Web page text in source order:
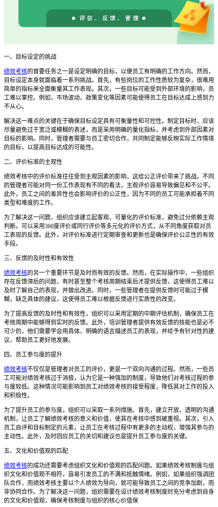
一、目标设定的挑战
绩效考核的首要任务之一是设定明确的目标，以便员工有明确的工作方向。然而，
目标设定本身就面临着一系列挑战。首先，有些岗位的工作性质较为复杂，很难用
简单的指标来全面衡量其工作表现。其次，一些目标可能受到外部环境的影响，员
工难以掌控。例如，市场波动、政策变化等因素可能使得员工在目标达成上感到力
不从心。
解决这一难点的关键在于确保目标设定具有可衡量性和可控性。制定目标时，应该
尽量避免过于宽泛或模糊的表述，而是采用明确的量化指标，并考虑到外部因素对
目标的影响。同时，管理者需要与员工密切合作，共同制定能够反映实际工作情境
的目标，以提高目标达成的可能性。
二、评价标准的主观性
绩效考核中的评价标准往往受到主观因素的影响，这给公正评价带来了挑战。不同
的管理者可能对同一份工作表现有不同的看法，主观评价容易导致偏见和不公平。
此外，员工之间的差异性也会影响评价的公正性，因为不同的员工可能承担着不同
类型和难度的工作。
为了解决这一问题，组织应该建立起客观、可量化的评价标准，避免过分依赖主观
判断。可以采用360度评价或同行评价等多元化的评价方式，从不同角度获取对员
工表现的反馈。此外，对评价标准进行定期审查和更新也是确保评价公正性的有效
手段。
三、反馈的及时性和有效性
绩效考核的另一个重要环节是及时而有效的反馈。然而，在实际操作中，一些组织
存在反馈滞后的问题，有时甚至整个考核周期结束后才提供反馈，这使得员工难以
及时了解自己的表现，并做出改进。同时，一些管理者在提供反馈时可能过于模
糊，缺乏具体的建议，这使得员工难以根据反馈进行实质性的改变。
为了提高反馈的及时性和有效性，组织可以采用定期的中期评估机制，确保员工在
考核周期中能够得到实时的反馈。此外，培训管理者提供有效反馈的技能也是必不
可少的，他们需要学会用具体、明确的语言描述员工的表现，并给予有针对性的建
议，帮助员工更好地发展。
四、员工参与度的提升
绩效考核不仅仅是管理者对员工的评价，更是一个双向沟通的过程。然而，一些员
工可能对绩效考核过于消极，认为它是一种强加的制度，导致他们对考核过程的参
与度较低。这种情况可能影响到员工对绩效考核的接受程度，降低其对工作的投入
和积极性。
为了提升员工的参与度，组织可以采取一系列措施。首先，建立开放、透明的沟通
机制，让员工了解绩效考核的意义和价值，使其在考核中感到被重视。其次，引入
员工自评和目标制定的元素，让员工在考核过程中有更多的主动权，增强其参与的
主动性。此外，及时回应员工的关切和建议也是提升员工参与度的关键。
五、文化和价值观的匹配
绩效考核的成功还需要考虑组织文化和价值观的匹配问题。如果绩效考核制度与组
织文化和价值观不相符，容易引发员工的不满和抵触情绪。例如，如果组织强调团
队合作，而绩效考核主要以个人绩效为导向，就可能导致员工之间的竞争加剧，而
非协同合作。为了解决这一问题，组织需要在设计绩效考核制度时充分考虑到自身
的文化和价值观，确保考核制度与组织的核心价值保